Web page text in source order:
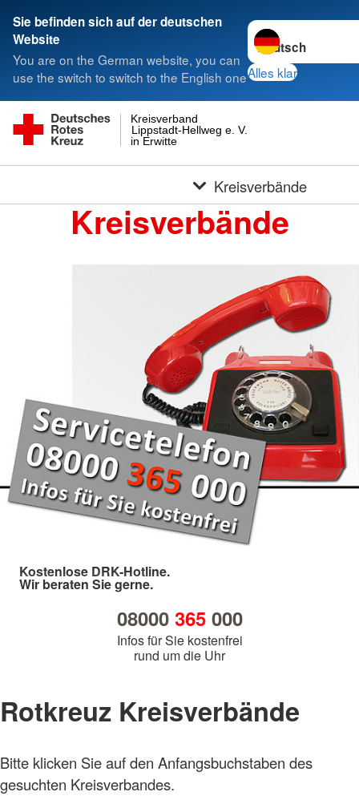
Sie befinden sich auf der deutschen
Website
You are on the German website, you can
use the switch to switch to the English one
Sprache wechseln
Alles klar
in Erwitte
Lippstadt-Hellweg e. V.
Kreisverband
Kreisverbände
Kreisverbände
Kostenlose DRK-Hotline.
Wir beraten Sie gerne.
08000 365000
Infos für Sie kostenfrei
rund um die Uhr
Rotkreuz Kreisverbände
Bitte klicken Sie auf den Anfangsbuchstaben des
gesuchten Kreisverbandes.